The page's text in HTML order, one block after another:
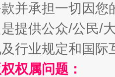
" "炒
并承担一切因
提供公众/公民/
行业规定和国
权属问题：